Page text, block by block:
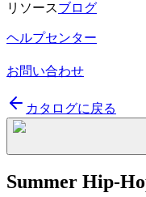
リソースブログ
ヘルプセンター
お問い合わせ
カタログに戻る
Summer Hip-